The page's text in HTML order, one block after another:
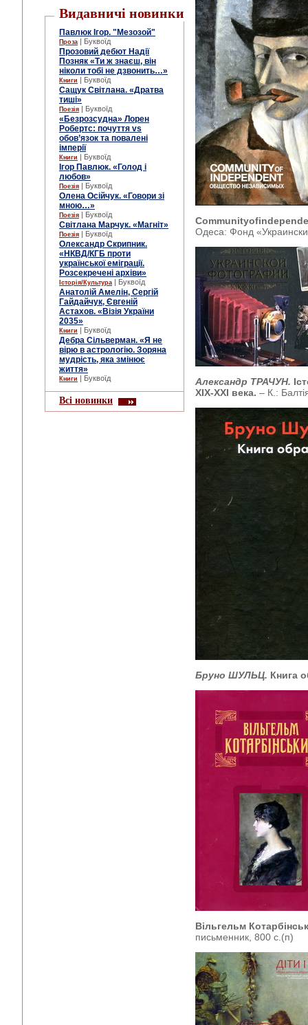
Видавничі новинки
Павлюк Ігор. "Мезозой"
Проза | Буквоїд
Прозовий дебют Надії
Позняк «Ти ж знаєш, він
ніколи тобі не дзвонить…»
Книги | Буквоїд
Сащук Світлана. «Дратва
тиші»
Поезія | Буквоїд
«Безрозсудна» Лорен
Робертс: почуття vs
обов’язок та повалені
імперії
Книги | Буквоїд
Ігор Павлюк. «Голод і
любов»
Поезія | Буквоїд
Олена Осійчук. «Говори зі
мною…»
Поезія | Буквоїд
Світлана Марчук. «Магніт»
Поезія | Буквоїд
Олександр Скрипник.
«НКВД/КГБ проти
української еміграції.
Розсекречені архіви»
Історія/Культура | Буквоїд
Анатолій Амелін, Сергій
Гайдайчук, Євгеній
Астахов. «Візія України
2035»
Книги | Буквоїд
Дебра Сільверман. «Я не
вірю в астрологію. Зоряна
мудрість, яка змінює
життя»
Книги | Буквоїд
Всі новинки
Communityof
Одеса: Фонд
Александр ТРАЧУН.
XIX-XXI века. – К.:
Бруно ШУЛЬЦ. Книга
Вільгельм
письменник, 800 с.(п)